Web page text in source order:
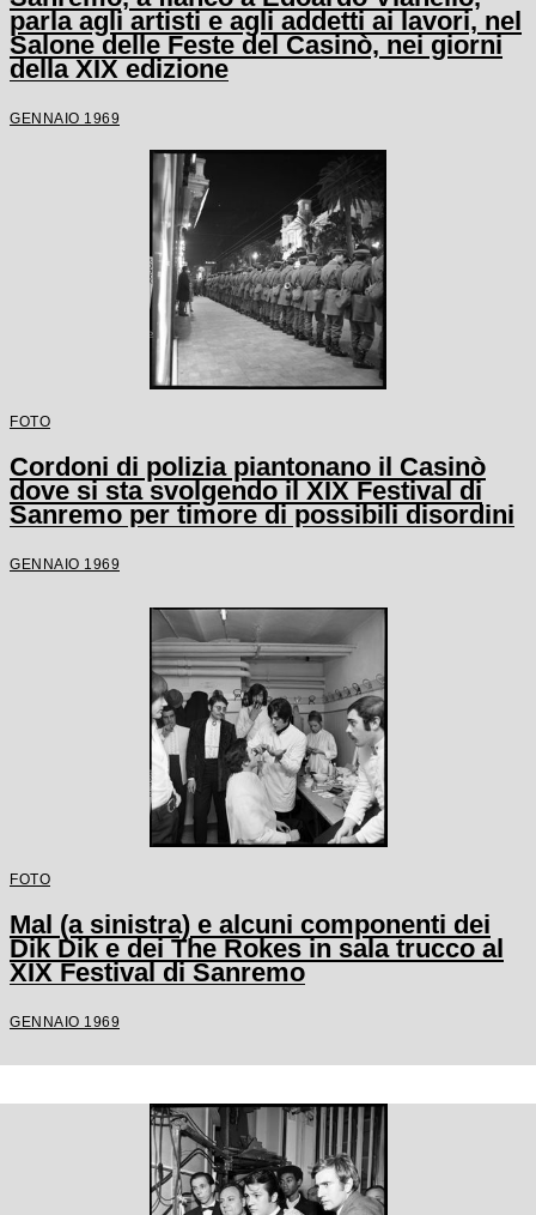
parla agli artisti e agli addetti ai lavori, nel
Salone delle Feste del Casinò, nei giorni
della XIX edizione
GENNAIO 1969
FOTO
Cordoni di polizia piantonano il Casinò
dove si sta svolgendo il XIX Festival di
Sanremo per timore di possibili disordini
GENNAIO 1969
FOTO
Mal (a sinistra) e alcuni componenti dei
Dik Dik e dei The Rokes in sala trucco al
XIX Festival di Sanremo
GENNAIO 1969